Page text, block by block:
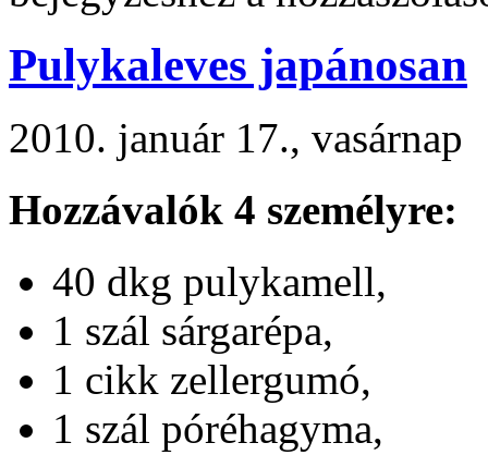
Pulykaleves japánosan
2010. január 17., vasárnap
Hozzávalók 4 személyre:
40 dkg pulykamell,
1 szál sárgarépa,
1 cikk zellergumó,
1 szál póréhagyma,